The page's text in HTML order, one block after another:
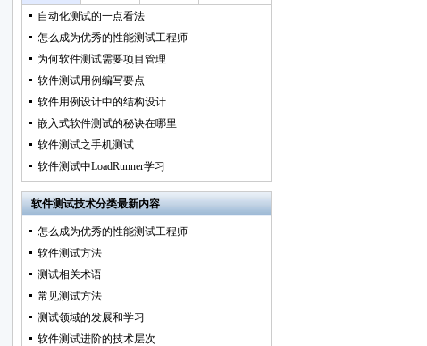
自动化测试的一点看法
怎么成为优秀的性能测试工程师
为何软件测试需要项目管理
软件测试用例编写要点
软件用例设计中的结构设计
嵌入式软件测试的秘诀在哪里
软件测试之手机测试
软件测试中LoadRunner学习
软件测试技术分类最新内容
怎么成为优秀的性能测试工程师
软件测试方法
测试相关术语
常见测试方法
测试领域的发展和学习
软件测试进阶的技术层次